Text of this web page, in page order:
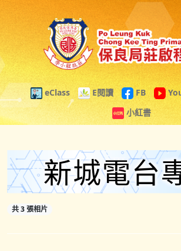
eClass E閱讀 FB
小紅書
新城電台
共 3 張相片